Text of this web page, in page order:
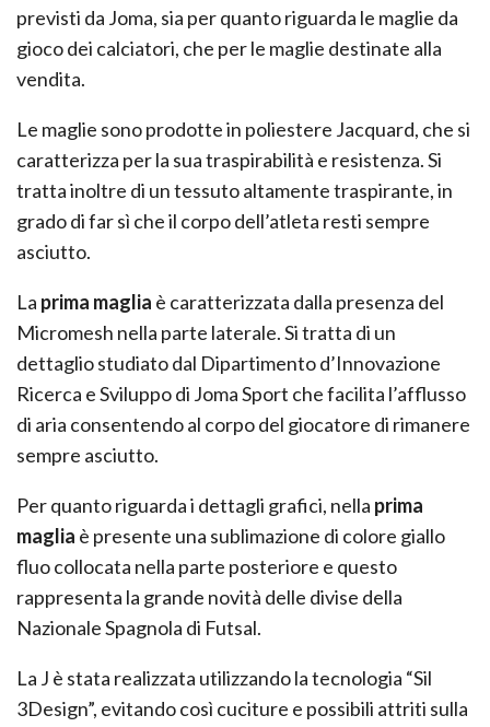
previsti da Joma, sia per quanto riguarda le maglie da
gioco dei calciatori, che per le maglie destinate alla
vendita.
Le maglie sono prodotte in poliestere Jacquard, che si
caratterizza per la sua traspirabilità e resistenza. Si
tratta inoltre di un tessuto altamente traspirante, in
grado di far sì che il corpo dell’atleta resti sempre
asciutto.
La prima maglia è caratterizzata dalla presenza del
Micromesh nella parte laterale. Si tratta di un
dettaglio studiato dal Dipartimento d’Innovazione
Ricerca e Sviluppo di Joma Sport che facilita l’afflusso
di aria consentendo al corpo del giocatore di rimanere
sempre asciutto.
Per quanto riguarda i dettagli grafici, nella prima
maglia è presente una sublimazione di colore giallo
fluo collocata nella parte posteriore e questo
rappresenta la grande novità delle divise della
Nazionale Spagnola di Futsal.
La J è stata realizzata utilizzando la tecnologia “Sil
3Design”, evitando così cuciture e possibili attriti sulla